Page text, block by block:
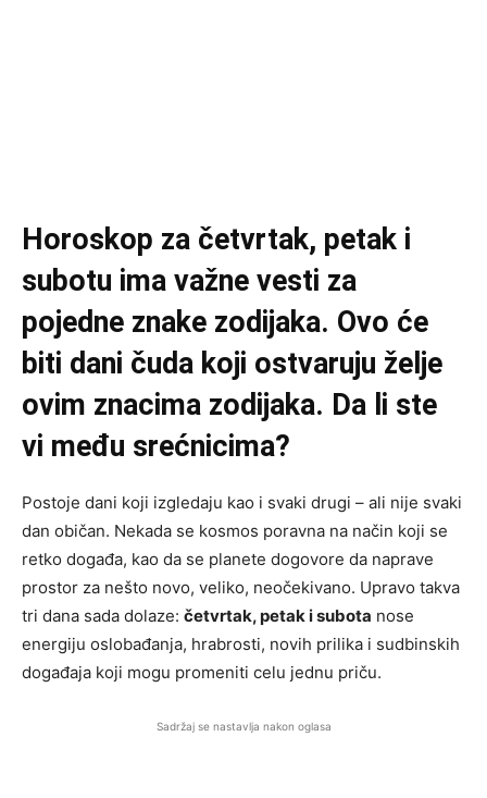
Horoskop za četvrtak, petak i
subotu ima važne vesti za
pojedne znake zodijaka. Ovo će
biti dani čuda koji ostvaruju želje
ovim znacima zodijaka. Da li ste
vi među srećnicima?
Postoje dani koji izgledaju kao i svaki drugi – ali nije svaki
dan običan. Nekada se kosmos poravna na način koji se
retko događa, kao da se planete dogovore da naprave
prostor za nešto novo, veliko, neočekivano. Upravo takva
tri dana sada dolaze: četvrtak, petak i subota nose
energiju oslobađanja, hrabrosti, novih prilika i sudbinskih
događaja koji mogu promeniti celu jednu priču.
Sadržaj se nastavlja nakon oglasa